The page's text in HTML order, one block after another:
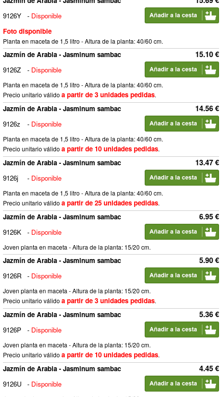
9126Y
- Disponible
Foto disponible
Planta en maceta de 1,5 litro - Altura de la planta: 40/60 cm.
15.10 €
Jazmín de Arabia - Jasminum sambac
9126Z
- Disponible
Planta en maceta de 1,5 litro - Altura de la planta: 40/60 cm.
Precio unitario válido a partir de 3 unidades pedidas.
14.56 €
Jazmín de Arabia - Jasminum sambac
9126z
- Disponible
Planta en maceta de 1,5 litro - Altura de la planta: 40/60 cm.
Precio unitario válido a partir de 10 unidades pedidas.
13.47 €
Jazmín de Arabia - Jasminum sambac
9126j
- Disponible
Planta en maceta de 1,5 litro - Altura de la planta: 40/60 cm.
Precio unitario válido a partir de 25 unidades pedidas.
6.95 €
Jazmín de Arabia - Jasminum sambac
9126K
- Disponible
Joven planta en maceta - Altura de la planta: 15/20 cm.
5.90 €
Jazmín de Arabia - Jasminum sambac
9126R
- Disponible
Joven planta en maceta - Altura de la planta: 15/20 cm.
Precio unitario válido a partir de 3 unidades pedidas.
5.36 €
Jazmín de Arabia - Jasminum sambac
9126P
- Disponible
Joven planta en maceta - Altura de la planta: 15/20 cm.
Precio unitario válido a partir de 10 unidades pedidas.
4.45 €
Jazmín de Arabia - Jasminum sambac
9126U
- Disponible